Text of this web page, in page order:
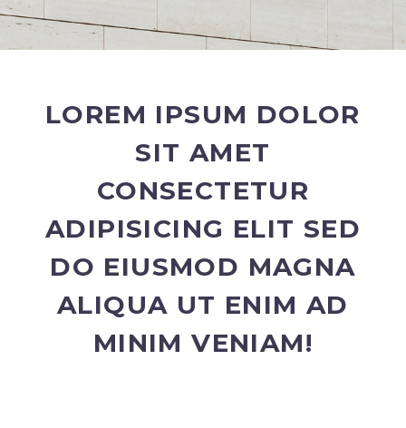
LOREM IPSUM DOLOR
SIT AMET
CONSECTETUR
ADIPISICING ELIT SED
DO EIUSMOD MAGNA
ALIQUA UT ENIM AD
MINIM VENIAM!